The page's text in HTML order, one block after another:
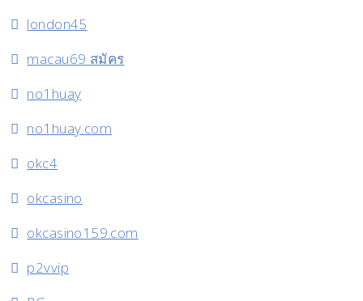
london45
macau69 สมัคร
no1huay
no1huay.com
okc4
okcasino
okcasino159.com
p2vvip